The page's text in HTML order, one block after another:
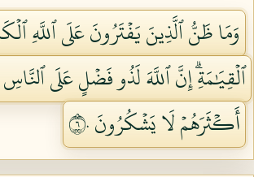
وَمَا ظَنُّ ٱلَّذِينَ يَفۡتَرُونَ عَلَى ٱللَّهِ
ٱلۡقِيَٰمَةِۗ إِنَّ ٱللَّهَ لَذُو فَضۡلٍ عَلَى
أَكۡثَرَهُمۡ لَا يَشۡكُرُونَ ٦٠